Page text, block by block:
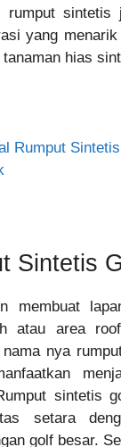
rumput sintetis
yang
hias
Rumput
Sintetis
membuat
atau area
nama nya
sintetis
setara
golf besar.